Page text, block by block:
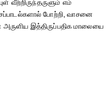
வீற்றிருந்தருளும் எம்
போற்றி, வாசனை
இத்திருப்பதிக மாலையை